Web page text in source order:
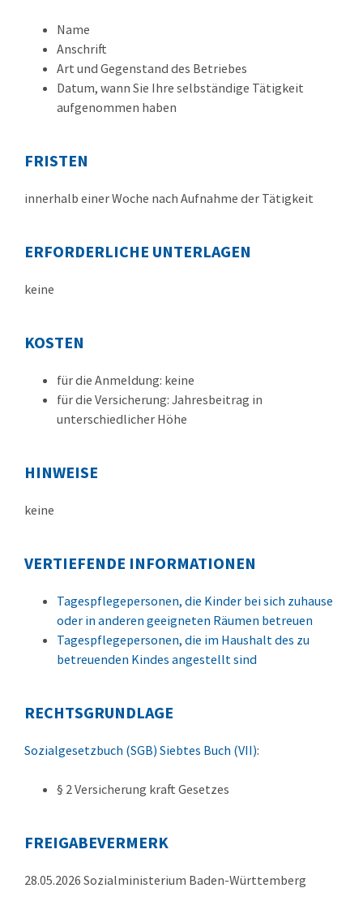
Name
Anschrift
Art und Gegenstand des Betriebes
Datum, wann Sie Ihre selbständige Tätigkeit
aufgenommen haben
FRISTEN
innerhalb einer Woche nach Aufnahme der Tätigkeit
ERFORDERLICHE UNTERLAGEN
keine
KOSTEN
für die Anmeldung: keine
für die Versicherung: Jahresbeitrag in
unterschiedlicher Höhe
HINWEISE
keine
VERTIEFENDE INFORMATIONEN
Tagespflegepersonen, die Kinder bei sich zuhause
oder in anderen geeigneten Räumen betreuen
Tagespflegepersonen, die im Haushalt des zu
betreuenden Kindes angestellt sind
RECHTSGRUNDLAGE
Sozialgesetzbuch (SGB) Siebtes Buch (VII):
§ 2 Versicherung kraft Gesetzes
FREIGABEVERMERK
28.05.2026 Sozialministerium Baden-Württemberg